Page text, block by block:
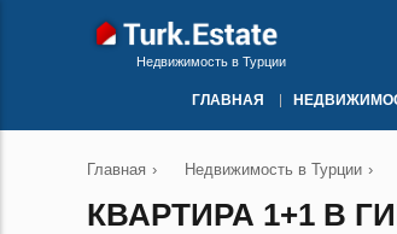
Недвижимость в Турции
ГЛАВНАЯ
Главная › Недвижимость в Турции ›
КВАРТИРА 1+1 В